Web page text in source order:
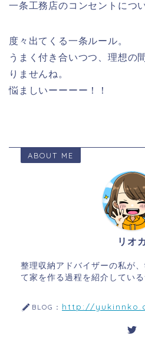
一条工務店のコンセントにつ
度々出てくる一条ルール。
うまく付き合いつつ、理想の
りませんね。
悩ましいーーーー！！
ABOUT ME
リオカ
整理収納アドバイザーの私が
て家を作る過程を紹介している
BLOG： http://